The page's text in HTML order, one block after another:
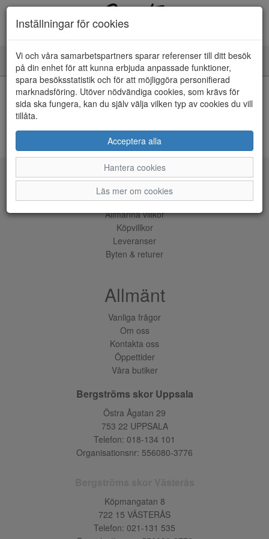
Toggle
navigation
HEM
Kunde inte hitta några artiklar...
ÅNGRA KÖP
Inställningar för cookies
Vi och våra samarbetspartners sparar referenser till ditt besök
på din enhet för att kunna erbjuda anpassade funktioner,
spara besöksstatistik och för att möjliggöra personifierad
marknadsföring. Utöver nödvändiga cookies, som krävs för
sida ska fungera, kan du själv välja vilken typ av cookies du vill
tillåta.
Acceptera alla
Hantera cookies
Läs mer om cookies
Tjänster
Allmänna villkor
Köpvillkor
Leveranser
Byten & returer
Allmänt
Vanliga frågor
Om oss
Kontakta oss
Öppettider
Våra butiker
Bergströms skor Uppsala
Östra Ågatan 29
753 22 UPPSALA
Telefon: 018-134 101
Organisationsnr: 556080-3776
Köpmangatan 8
722 15 VÄSTERÅS
Telefon: 021-131 535